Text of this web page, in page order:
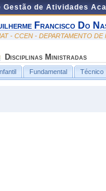
Gestão de Atividades
Francisco Do
- CCEN - DEPARTAMENTO DE
Disciplinas Ministradas
Fundamental Técnico